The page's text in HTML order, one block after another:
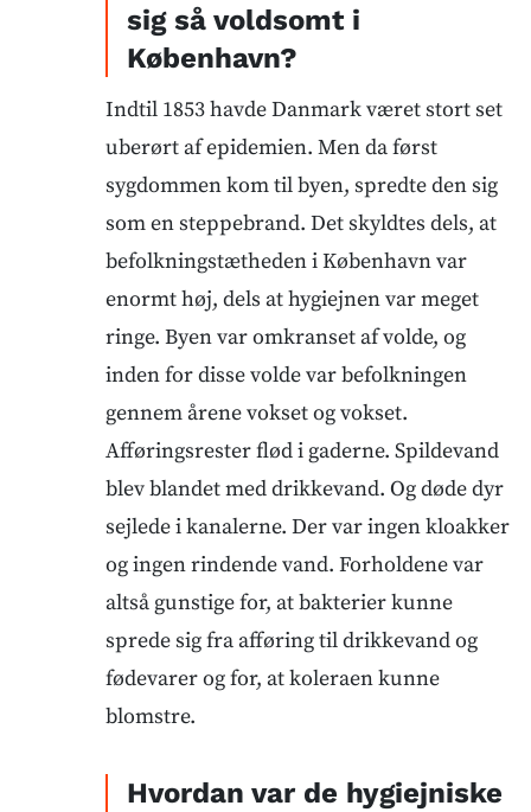
sig så voldsomt i
København?
Indtil 1853 havde Danmark været stort set
uberørt af epidemien. Men da først
sygdommen kom til byen, spredte den sig
som en steppebrand. Det skyldtes dels, at
befolkningstætheden i København var
enormt høj, dels at hygiejnen var meget
ringe. Byen var omkranset af volde, og
inden for disse volde var befolkningen
gennem årene vokset og vokset.
Afføringsrester flød i gaderne. Spildevand
blev blandet med drikkevand. Og døde dyr
sejlede i kanalerne. Der var ingen kloakker
og ingen rindende vand. Forholdene var
altså gunstige for, at bakterier kunne
sprede sig fra afføring til drikkevand og
fødevarer og for, at koleraen kunne
blomstre.
Hvordan var de hygiejniske